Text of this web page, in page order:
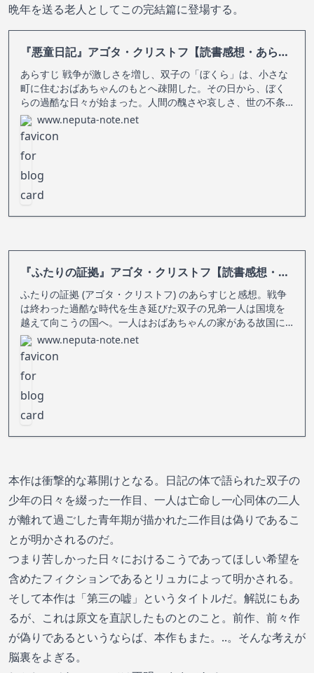
晩年を送る老人としてこの完結篇に登場する。
『悪童日記』アゴタ・クリストフ【読書感想・あらすじ】
あらすじ 戦争が激しさを増し、双子の「ぼくら」は、小さな
町に住むおばあちゃんのもとへ疎開した。その日から、ぼく
らの過酷な日々が始まった。人間の醜さや哀しさ、世の不条
理――非常な現実を目にするたびに、ぼくらはそれを克明に
日記にしるす。戦争が暗い影を落とすなか、ぼくらはしたた
かに生き抜いていく。人間の真
www.neputa-note.net
『ふたりの証拠』アゴタ・クリストフ【読書感想・あらすじ】
ふたりの証拠 (アゴタ・クリストフ) のあらすじと感想。戦争
は終わった過酷な時代を生き延びた双子の兄弟一人は国境を
越えて向こうの国へ。一人はおばあちゃんの家がある故国に
留まり、別れた兄弟のために手記を描き続ける。厳しい新体
制が支配する国で、彼がなにを求め、どう生きたかを伝える
ために――強烈な
www.neputa-note.net
本作は衝撃的な幕開けとなる。日記の体で語られた双子の
少年の日々を綴った一作目、一人は亡命し一心同体の二人
が離れて過ごした青年期が描かれた二作目は偽りであるこ
とが明かされるのだ。
つまり苦しかった日々におけるこうであってほしい希望を
含めたフィクションであるとリュカによって明かされる。
そして本作は「第三の嘘」というタイトルだ。解説にもあ
るが、これは原文を直訳したものとのこと。前作、前々作
が偽りであるというならば、本作もまた。..。そんな考えが
脳裏をよぎる。